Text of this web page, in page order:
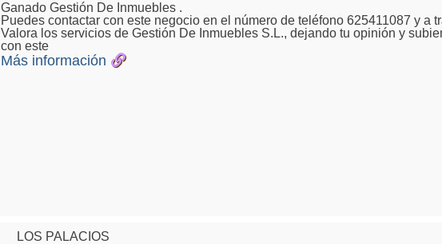
Ganado Gestión De Inmuebles .
Puedes contactar con este negocio en el número de teléfono 625411087 y a
Valora los servicios de Gestión De Inmuebles S.L., dejando tu opinión y
con este
Más información
LOS PALACIOS